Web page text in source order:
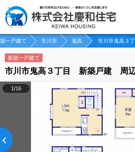
一戸建て 市川市 鬼高 市川市鬼高３
新築一戸建て
市川市鬼高３丁目 新築戸建 周辺
1/16